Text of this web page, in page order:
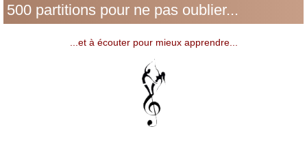
500 partitions pour ne pas oublier...
...et à écouter pour mieux apprendre...